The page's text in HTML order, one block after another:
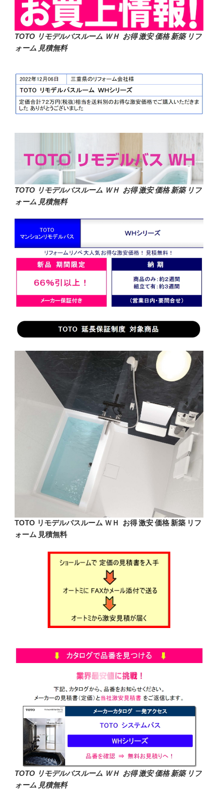
TOTO リモデルバスルーム ＷＨ お得 激安 価格 新築 リフ
ォーム 見積無料
TOTO リモデルバスルーム ＷＨ お得 激安 価格 新築 リフ
ォーム 見積無料
TOTO リモデルバスルーム ＷＨ お得 激安 価格 新築 リフ
ォーム 見積無料
TOTO リモデルバスルーム ＷＨ お得 激安 価格 新築 リフ
ォーム 見積無料